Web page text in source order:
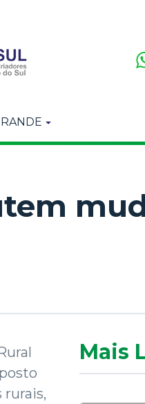
rurais,
Mais